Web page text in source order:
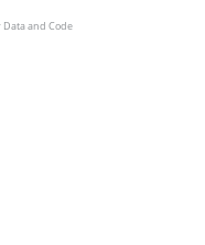
and Code